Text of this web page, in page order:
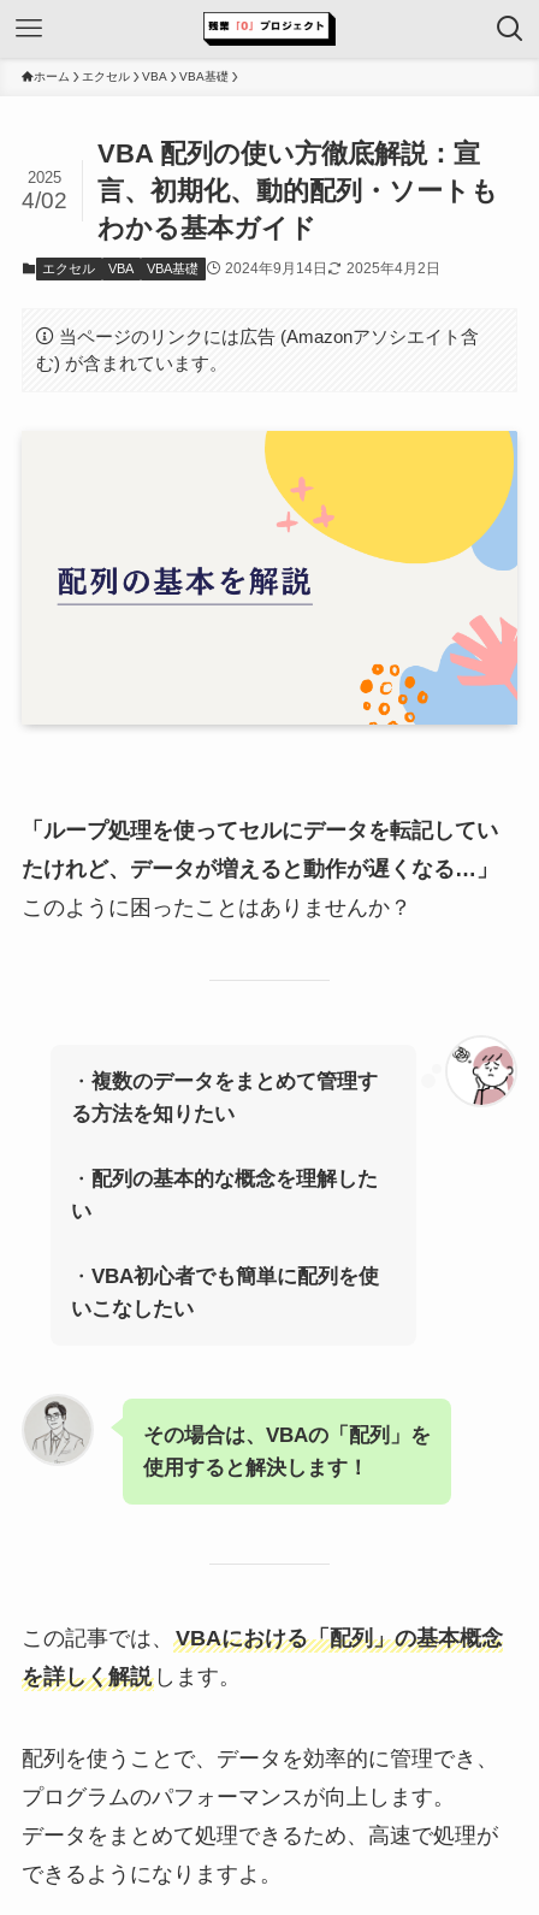
ホーム エクセル VBA VBA基礎
VBA 配列の使い方徹底解説：宣
言、初期化、動的配列・ソートも
わかる基本ガイド
2025
4/02
エクセル VBA VBA基礎 2024年9月14日 2025年4月2日
当ページのリンクには広告 (Amazonアソシエイト含
む) が含まれています。
「ループ処理を使ってセルにデータを転記してい
たけれど、データが増えると動作が遅くなる…」
このように困ったことはありませんか？
・ 複数のデータをまとめて管理す
る方法を知りたい
・ 配列の基本的な概念を理解した
い
・ VBA初心者でも簡単に配列を使
いこなしたい
その場合は、VBAの「配列」を
使用すると解決します！
この記事では、 VBAにおける「配列」の基本概念
を詳しく解説します。
配列を使うことで、データを効率的に管理でき、
プログラムのパフォーマンスが向上します。
データをまとめて処理できるため、高速で処理が
できるようになりますよ。